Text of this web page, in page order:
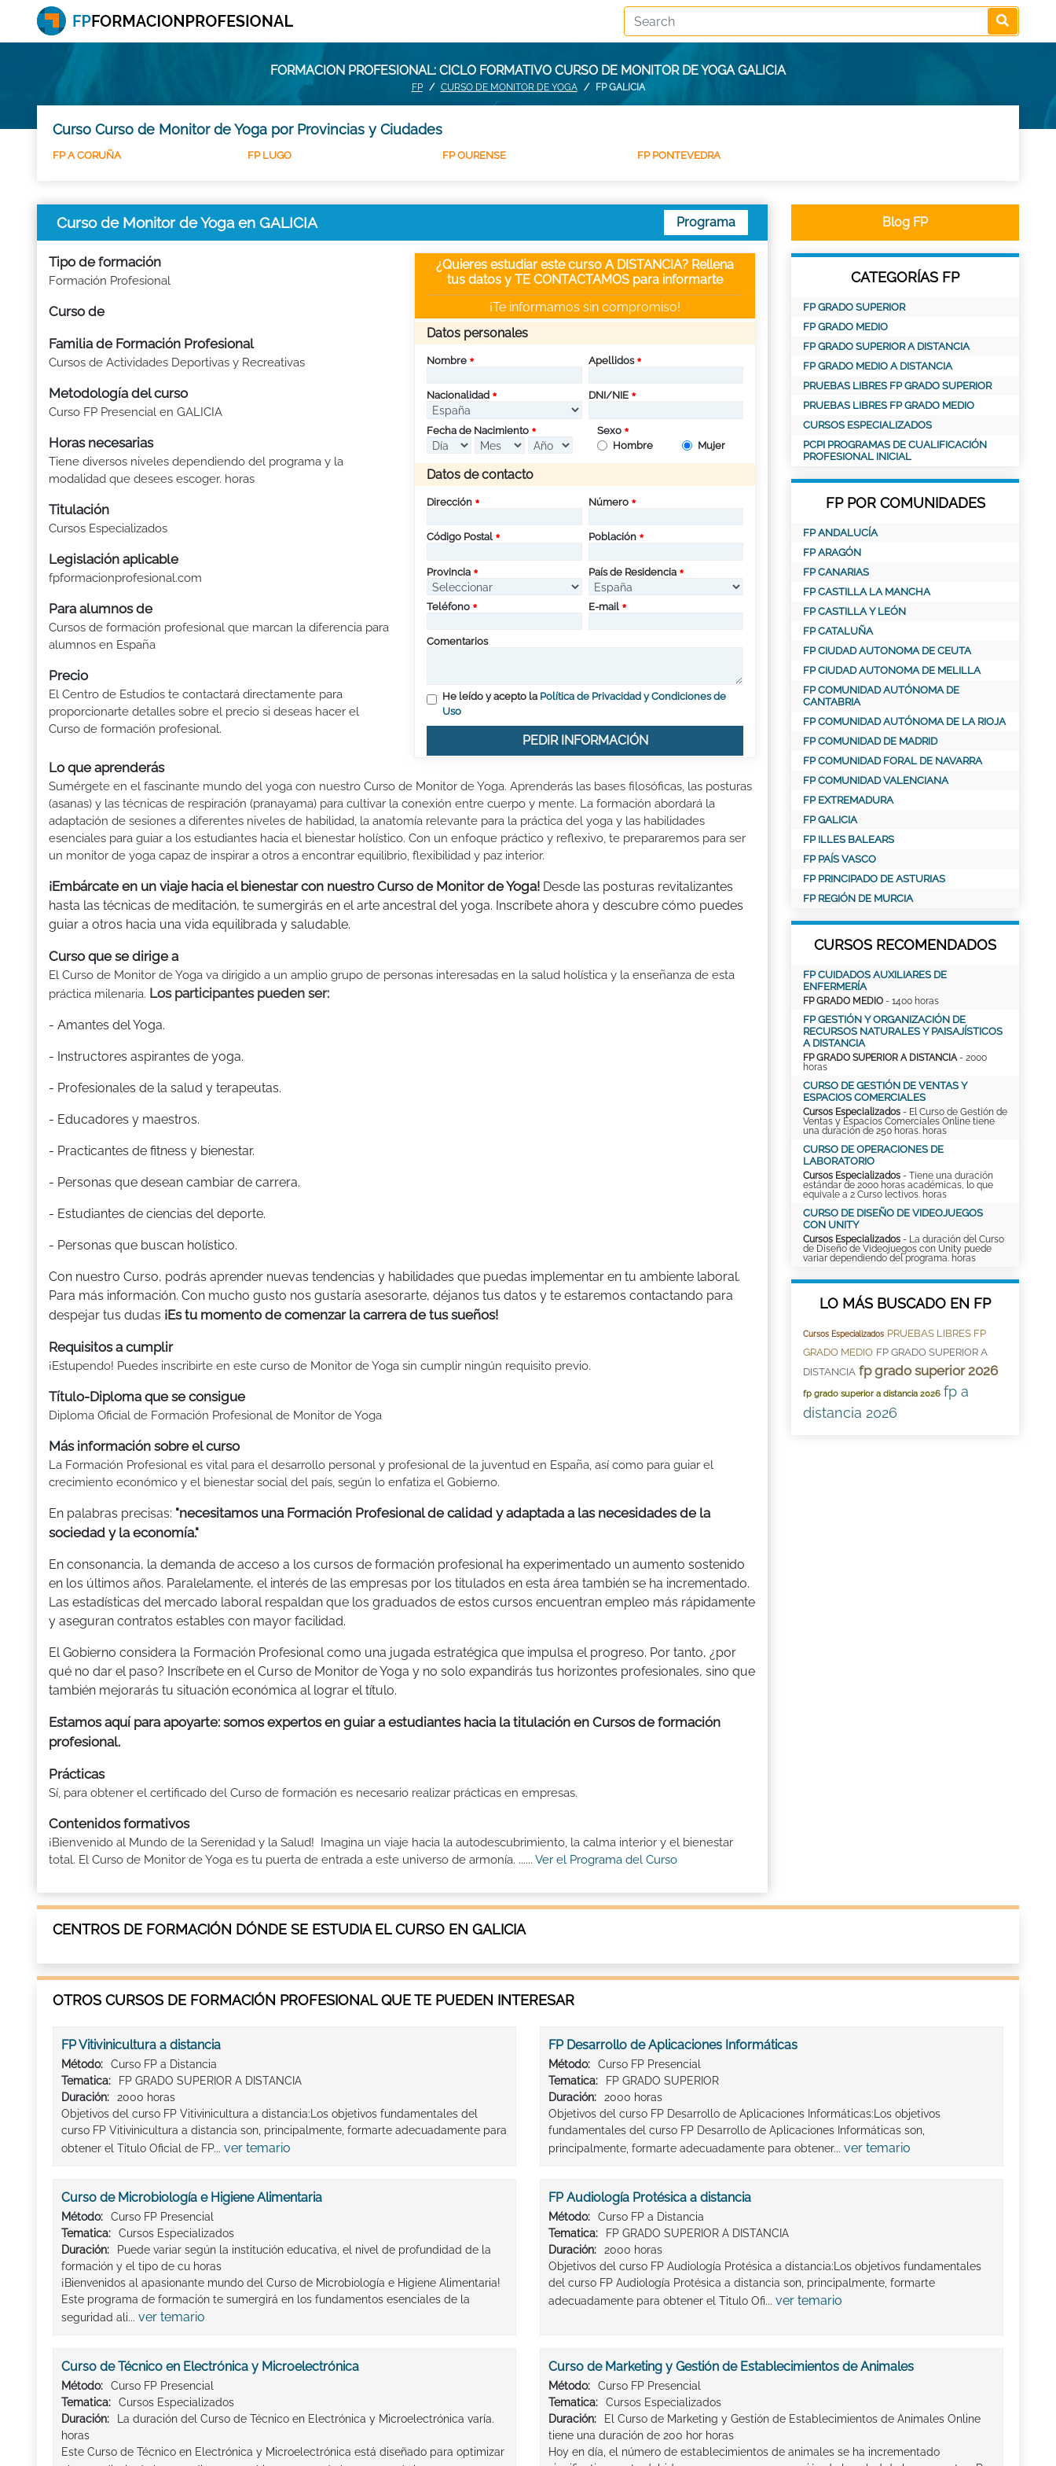
FORMACION PROFESIONAL: CICLO FORMATIVO CURSO DE MONITOR DE YOGA GALICIA
FP CURSO DE MONITOR DE YOGA FP GALICIA
Curso Curso de Monitor de Yoga por Provincias y Ciudades
FP A CORUÑA FP LUGO FP OURENSE FP PONTEVEDRA
Curso de Monitor de Yoga en GALICIA Programa
Tipo de formación
Formación Profesional
Curso de
Familia de Formación Profesional
Cursos de Actividades Deportivas y Recreativas
Metodología del curso
Curso FP Presencial en GALICIA
Horas necesarias
Tiene diversos niveles dependiendo del programa y la
modalidad que desees escoger. horas
Titulación
Cursos Especializados
Legislación aplicable
fpformacionprofesional.com
Para alumnos de
Cursos de formación profesional que marcan la diferencia para
alumnos en España
Precio
El Centro de Estudios te contactará directamente para
proporcionarte detalles sobre el precio si deseas hacer el
Curso de formación profesional.
¿Quieres estudiar este curso A DISTANCIA? Rellena
tus datos y TE CONTACTAMOS para informarte
¡Te informamos sin compromiso!
Datos personales
Nombre Apellidos
Nacionalidad DNI/NIE
Fecha de Nacimiento
Sexo
Hombre
Mujer
Datos de contacto
Dirección Número
Código Postal Población
Provincia País de Residencia
Teléfono E-mail
Comentarios
He leído y acepto la Política de Privacidad y Condiciones de
Uso
PEDIR INFORMACIÓN
Lo que aprenderás
Sumérgete en el fascinante mundo del yoga con nuestro Curso de Monitor de Yoga. Aprenderás las bases filosóficas, las posturas
(asanas) y las técnicas de respiración (pranayama) para cultivar la conexión entre cuerpo y mente. La formación abordará la
adaptación de sesiones a diferentes niveles de habilidad, la anatomía relevante para la práctica del yoga y las habilidades
esenciales para guiar a los estudiantes hacia el bienestar holístico. Con un enfoque práctico y reflexivo, te prepararemos para ser
un monitor de yoga capaz de inspirar a otros a encontrar equilibrio, flexibilidad y paz interior.
¡Embárcate en un viaje hacia el bienestar con nuestro Curso de Monitor de Yoga! Desde las posturas revitalizantes
hasta las técnicas de meditación, te sumergirás en el arte ancestral del yoga. Inscríbete ahora y descubre cómo puedes
guiar a otros hacia una vida equilibrada y saludable.
Curso que se dirige a
El Curso de Monitor de Yoga va dirigido a un amplio grupo de personas interesadas en la salud holística y la enseñanza de esta
práctica milenaria. Los participantes pueden ser:
- Amantes del Yoga.
- Instructores aspirantes de yoga.
- Profesionales de la salud y terapeutas.
- Educadores y maestros.
- Practicantes de fitness y bienestar.
- Personas que desean cambiar de carrera.
- Estudiantes de ciencias del deporte.
- Personas que buscan holístico.
Con nuestro Curso, podrás aprender nuevas tendencias y habilidades que puedas implementar en tu ambiente laboral.
Para más información. Con mucho gusto nos gustaría asesorarte, déjanos tus datos y te estaremos contactando para
despejar tus dudas ¡Es tu momento de comenzar la carrera de tus sueños!
Requisitos a cumplir
¡Estupendo! Puedes inscribirte en este curso de Monitor de Yoga sin cumplir ningún requisito previo.
Título-Diploma que se consigue
Diploma Oficial de Formación Profesional de Monitor de Yoga
Más información sobre el curso
La Formación Profesional es vital para el desarrollo personal y profesional de la juventud en España, así como para guiar el
crecimiento económico y el bienestar social del país, según lo enfatiza el Gobierno.
En palabras precisas: "necesitamos una Formación Profesional de calidad y adaptada a las necesidades de la
sociedad y la economía."
En consonancia, la demanda de acceso a los cursos de formación profesional ha experimentado un aumento sostenido
en los últimos años. Paralelamente, el interés de las empresas por los titulados en esta área también se ha incrementado.
Las estadísticas del mercado laboral respaldan que los graduados de estos cursos encuentran empleo más rápidamente
y aseguran contratos estables con mayor facilidad.
El Gobierno considera la Formación Profesional como una jugada estratégica que impulsa el progreso. Por tanto, ¿por
qué no dar el paso? Inscríbete en el Curso de Monitor de Yoga y no solo expandirás tus horizontes profesionales, sino que
también mejorarás tu situación económica al lograr el título.
Estamos aquí para apoyarte: somos expertos en guiar a estudiantes hacia la titulación en Cursos de formación
profesional.
Prácticas
Sí, para obtener el certificado del Curso de formación es necesario realizar prácticas en empresas.
Contenidos formativos
¡Bienvenido al Mundo de la Serenidad y la Salud! Imagina un viaje hacia la autodescubrimiento, la calma interior y el bienestar
total. El Curso de Monitor de Yoga es tu puerta de entrada a este universo de armonía. ...... Ver el Programa del Curso
Blog FP
CATEGORÍAS FP
FP GRADO SUPERIOR
FP GRADO MEDIO
FP GRADO SUPERIOR A DISTANCIA
FP GRADO MEDIO A DISTANCIA
PRUEBAS LIBRES FP GRADO SUPERIOR
PRUEBAS LIBRES FP GRADO MEDIO
CURSOS ESPECIALIZADOS
PCPI PROGRAMAS DE CUALIFICACIÓN
PROFESIONAL INICIAL
FP POR COMUNIDADES
FP ANDALUCÍA
FP ARAGÓN
FP CANARIAS
FP CASTILLA LA MANCHA
FP CASTILLA Y LEÓN
FP CATALUÑA
FP CIUDAD AUTONOMA DE CEUTA
FP CIUDAD AUTONOMA DE MELILLA
FP COMUNIDAD AUTÓNOMA DE
CANTABRIA
FP COMUNIDAD AUTÓNOMA DE LA RIOJA
FP COMUNIDAD DE MADRID
FP COMUNIDAD FORAL DE NAVARRA
FP COMUNIDAD VALENCIANA
FP EXTREMADURA
FP GALICIA
FP ILLES BALEARS
FP PAÍS VASCO
FP PRINCIPADO DE ASTURIAS
FP REGIÓN DE MURCIA
CURSOS RECOMENDADOS
FP CUIDADOS AUXILIARES DE
ENFERMERÍA
FP GRADO MEDIO - 1400 horas
FP GESTIÓN Y ORGANIZACIÓN DE
RECURSOS NATURALES Y PAISAJÍSTICOS
A DISTANCIA
FP GRADO SUPERIOR A DISTANCIA- 2000
horas
CURSO DE GESTIÓN DE VENTAS Y
ESPACIOS COMERCIALES
Cursos Especializados - El Curso de Gestión de
Ventas y Espacios Comerciales Online tiene
una duración de 250 horas. horas
CURSO DE OPERACIONES DE
LABORATORIO
Cursos Especializados - Tiene una duración
estándar de 2000 horas académicas, lo que
equivale a 2 Curso lectivos. horas
CURSO DE DISEÑO DE VIDEOJUEGOS
CON UNITY
Cursos Especializados - La duración del Curso
de Diseño de Videojuegos con Unity puede
variar dependiendo del programa. horas
LO MÁS BUSCADO EN FP
Cursos Especializados PRUEBAS LIBRES FP
GRADO MEDIO FP GRADO SUPERIOR A
DISTANCIA fp grado superior 2026
fp grado superior a distancia 2026 fp a
distancia 2026
CENTROS DE FORMACIÓN DÓNDE SE ESTUDIA EL CURSO EN GALICIA
OTROS CURSOS DE FORMACIÓN PROFESIONAL QUE TE PUEDEN INTERESAR
FP Vitivinicultura a distancia
Método:
Curso FP a Distancia
Tematica:
FP GRADO SUPERIOR A DISTANCIA
Duración:
2000 horas
Objetivos del curso FP Vitivinicultura a distancia:Los objetivos fundamentales del
curso FP Vitivinicultura a distancia son, principalmente, formarte adecuadamente para
obtener el Titulo Oficial de FP... ver temario
FP Desarrollo de Aplicaciones Informáticas
Método:
Curso FP Presencial
Tematica:
FP GRADO SUPERIOR
Duración:
2000 horas
Objetivos del curso FP Desarrollo de Aplicaciones Informáticas:Los objetivos
fundamentales del curso FP Desarrollo de Aplicaciones Informáticas son,
principalmente, formarte adecuadamente para obtener... ver temario
Curso de Microbiología e Higiene Alimentaria
Método:
Curso FP Presencial
Tematica:
Cursos Especializados
Duración:
Puede variar según la institución educativa, el nivel de profundidad de la
formación y el tipo de cu horas
¡Bienvenidos al apasionante mundo del Curso de Microbiología e Higiene Alimentaria!
Este programa de formación te sumergirá en los fundamentos esenciales de la
seguridad ali... ver temario
FP Audiología Protésica a distancia
Método:
Curso FP a Distancia
Tematica:
FP GRADO SUPERIOR A DISTANCIA
Duración:
2000 horas
Objetivos del curso FP Audiología Protésica a distancia:Los objetivos fundamentales
del curso FP Audiología Protésica a distancia son, principalmente, formarte
adecuadamente para obtener el Titulo Ofi... ver temario
Curso de Técnico en Electrónica y Microelectrónica
Método:
Curso FP Presencial
Tematica:
Cursos Especializados
Duración:
La duración del Curso de Técnico en Electrónica y Microelectrónica varía.
horas
Este Curso de Técnico en Electrónica y Microelectrónica está diseñado para optimizar
Curso de Marketing y Gestión de Establecimientos de Animales
Método:
Curso FP Presencial
Tematica:
Cursos Especializados
Duración:
El Curso de Marketing y Gestión de Establecimientos de Animales Online
tiene una duración de 200 hor horas
Hoy en día, el número de establecimientos de animales se ha incrementado